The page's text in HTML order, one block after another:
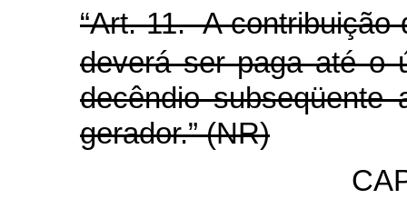
“Art. 11. A contribuição
deverá ser paga até o
decêndio
gerador.” (NR)